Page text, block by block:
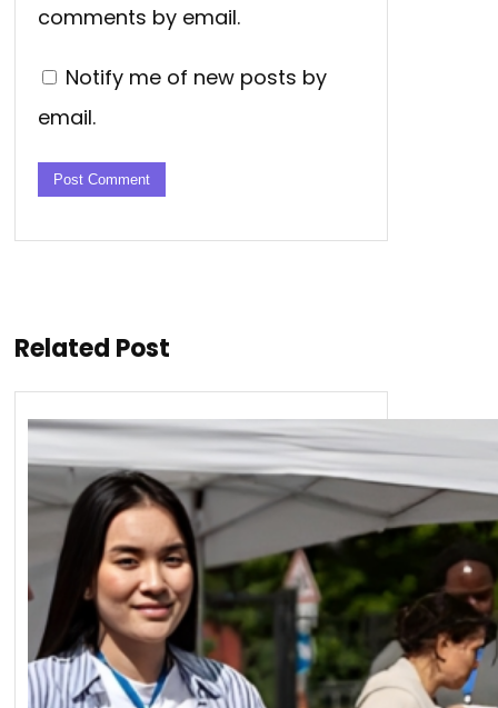
comments by email.
Notify me of new posts by
email.
Related Post